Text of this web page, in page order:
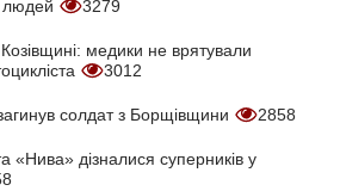
людей
3279
медики не врятували
3012
солдат з Борщівщини 2858
«Нива» дізналися суперників у